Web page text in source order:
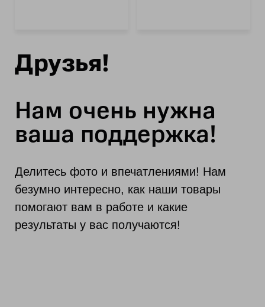
Друзья!
Нам очень нужна
ваша поддержка!
Делитесь фото и впечатлениями! Нам
безумно интересно, как наши товары
помогают вам в работе и какие
результаты у вас получаются!